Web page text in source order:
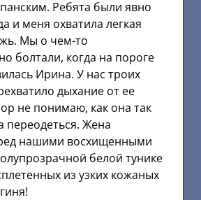
Ребята были явно
и меня охватила легкая
Мы о чем-то
болтали, когда на пороге
Ирина. У нас троих
дыхание от ее
не понимаю, как она так
переодеться. Жена
нашими восхищенными
белой тунике
из узких кожаных